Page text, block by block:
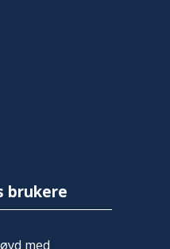
brukere
med